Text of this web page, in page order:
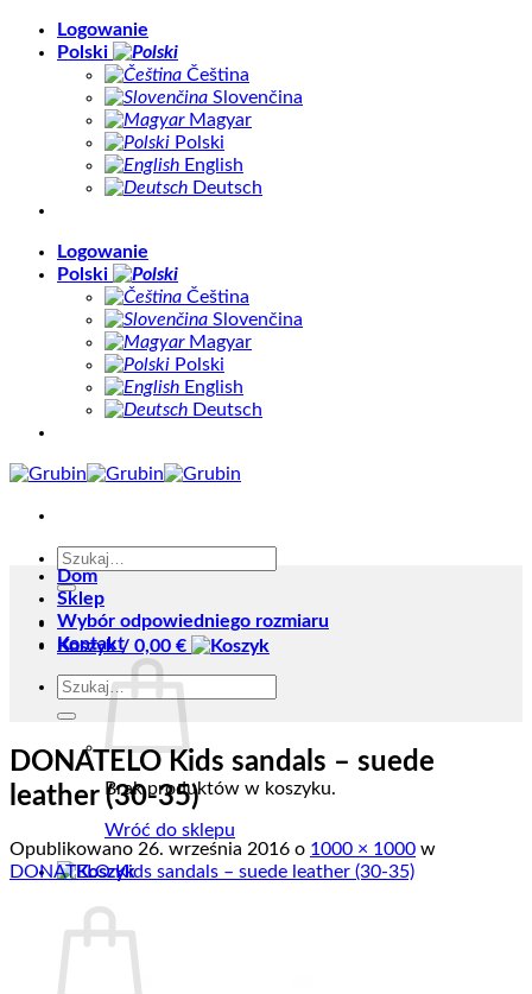
Skip
Logowanie
Polski
Čeština
Slovenčina
Magyar
Polski
English
Deutsch
Logowanie
Polski
Čeština
Slovenčina
Magyar
Polski
English
Deutsch
Szukaj:
Koszyk / 0,00 €
Brak produktów w koszyku.
Wróć do sklepu
Dom
Sklep
Wybór odpowiedniego rozmiaru
Kontakt
Szukaj:
DONATELO Kids sandals – suede
leather (30-35)
Opublikowano 26. września 2016 o 1000 × 1000 w
DONATELO Kids sandals – suede leather (30-35)